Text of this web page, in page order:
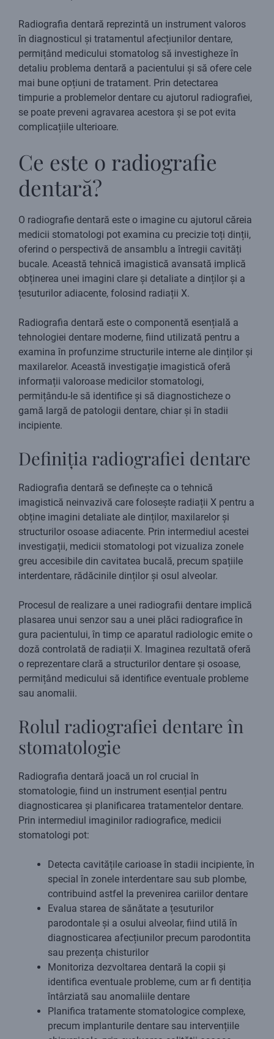
Radiografia dentară reprezintă un instrument valoros
în diagnosticul și tratamentul afecțiunilor dentare,
permițând medicului stomatolog să investigheze în
detaliu problema dentară a pacientului și să ofere cele
mai bune opțiuni de tratament. Prin detectarea
timpurie a problemelor dentare cu ajutorul radiografiei,
se poate preveni agravarea acestora și se pot evita
complicațiile ulterioare.
Ce este o radiografie
dentară?
O radiografie dentară este o imagine cu ajutorul căreia
medicii stomatologi pot examina cu precizie toți dinții,
oferind o perspectivă de ansamblu a întregii cavități
bucale. Această tehnică imagistică avansată implică
obținerea unei imagini clare și detaliate a dinților și a
țesuturilor adiacente, folosind radiații X.
Radiografia dentară este o componentă esențială a
tehnologiei dentare moderne, fiind utilizată pentru a
examina în profunzime structurile interne ale dinților și
maxilarelor. Această investigație imagistică oferă
informații valoroase medicilor stomatologi,
permițându-le să identifice și să diagnosticheze o
gamă largă de patologii dentare, chiar și în stadii
incipiente.
Definiția radiografiei dentare
Radiografia dentară se definește ca o tehnică
imagistică neinvazivă care folosește radiații X pentru a
obține imagini detaliate ale dinților, maxilarelor și
structurilor osoase adiacente. Prin intermediul acestei
investigații, medicii stomatologi pot vizualiza zonele
greu accesibile din cavitatea bucală, precum spațiile
interdentare, rădăcinile dinților și osul alveolar.
Procesul de realizare a unei radiografii dentare implică
plasarea unui senzor sau a unei plăci radiografice în
gura pacientului, în timp ce aparatul radiologic emite o
doză controlată de radiații X. Imaginea rezultată oferă
o reprezentare clară a structurilor dentare și osoase,
permițând medicului să identifice eventuale probleme
sau anomalii.
Rolul radiografiei dentare în
stomatologie
Radiografia dentară joacă un rol crucial în
stomatologie, fiind un instrument esențial pentru
diagnosticarea și planificarea tratamentelor dentare.
Prin intermediul imaginilor radiografice, medicii
stomatologi pot:
Detecta cavitățile carioase în stadii incipiente, în
special în zonele interdentare sau sub plombe,
contribuind astfel la prevenirea cariilor dentare
Evalua starea de sănătate a țesuturilor
parodontale și a osului alveolar, fiind utilă în
diagnosticarea afecțiunilor precum parodontita
sau prezența chisturilor
Monitoriza dezvoltarea dentară la copii și
identifica eventuale probleme, cum ar fi dentiția
întârziată sau anomaliile dentare
Planifica tratamente stomatologice complexe,
precum implanturile dentare sau intervențiile